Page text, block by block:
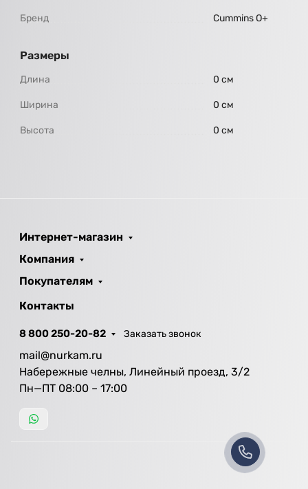
Бренд Cummins O+
Размеры
Длина 0 см
Ширина 0 см
Высота 0 см
Интернет-магазин
Компания
Покупателям
Контакты
8 800 250-20-82 Заказать звонок
mail@nurkam.ru
Набережные челны, Линейный проезд, 3/2
Пн—ПТ 08:00 – 17:00